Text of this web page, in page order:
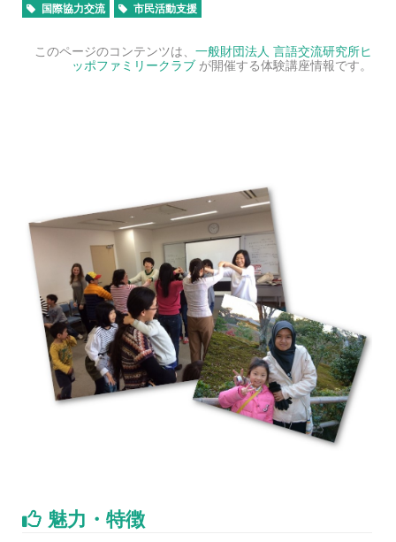
国際協力交流 市民活動支援
このページのコンテンツは、 一般財団法人 言語交流研究所ヒ
ッポファミリークラブが開催する体験講座情報です。
魅力・特徴